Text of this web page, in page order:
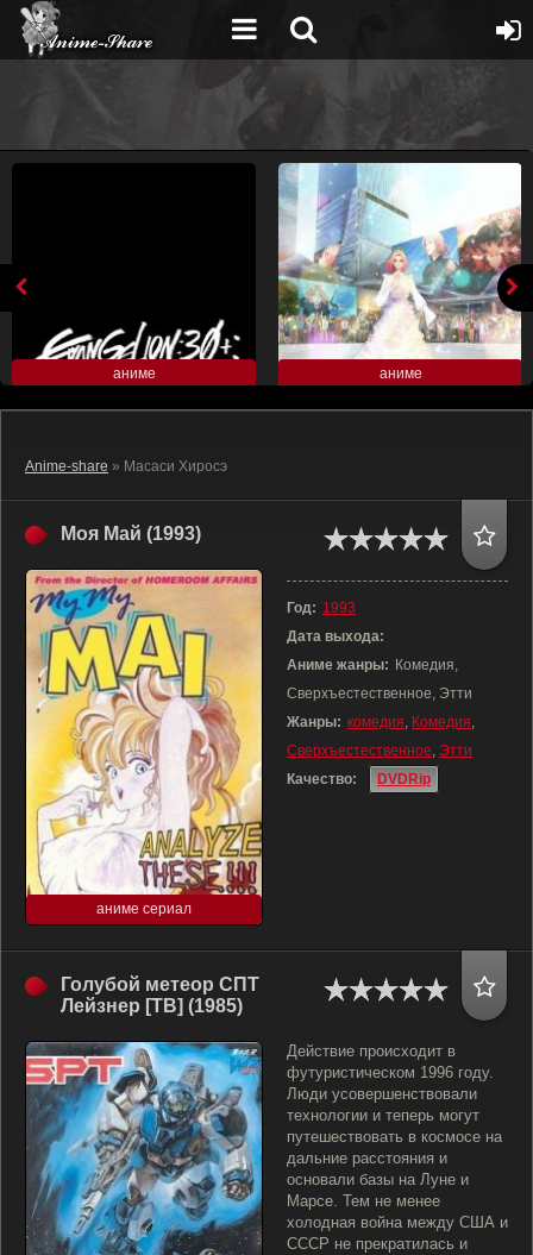
аниме аниме
Anime-share » Масаси Хиросэ
Моя Май (1993)
аниме сериал
Год: 1993
Дата выхода:
Аниме жанры: Комедия,
Сверхъестественное, Этти
Жанры: комедия, Комедия,
Сверхъестественное, Этти
Качество:
DVDRip
Голубой метеор СПТ
Лейзнер [ТВ] (1985)
Действие происходит в
футуристическом 1996 году.
Люди усовершенствовали
технологии и теперь могут
путешествовать в космосе на
дальние расстояния и
основали базы на Луне и
Марсе. Тем не менее
холодная война между США и
СССР не прекратилась и